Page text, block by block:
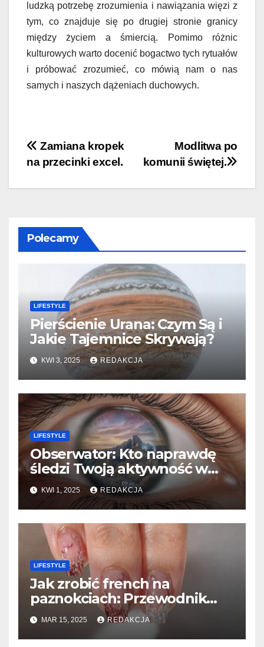
ludzką potrzebę zrozumienia i nawiązania więzi z
tym, co znajduje się po drugiej stronie granicy
między życiem a śmiercią. Pomimo różnic
kulturowych warto docenić bogactwo tych rytuałów
i próbować zrozumieć, co mówią nam o nas
samych i naszych dążeniach duchowych.
Nawigacja
wpisu
Modlitwa po
komunii świętej.
Zamiana kropek
na przecinki excel.
Polecamy
LIFESTYLE
Pierścienie Urana: Czym Są i
Jakie Tajemnice Skrywają?
KWI 3, 2025 REDAKCJA
LIFESTYLE
Obserwator: Kto naprawdę
śledzi Twoją aktywność w
sieci?​
KWI 1, 2025 REDAKCJA
LIFESTYLE
Jak zrobić french na
paznokciach: Przewodnik
krok po kroku
MAR 15, 2025 REDAKCJA